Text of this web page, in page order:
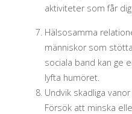
aktiviteter som får
Hälsosamma
människor som
sociala band kan ge
lyfta humöret.
Undvik skadliga
Försök att minska